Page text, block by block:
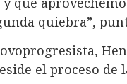
quiebra”,
el proceso de